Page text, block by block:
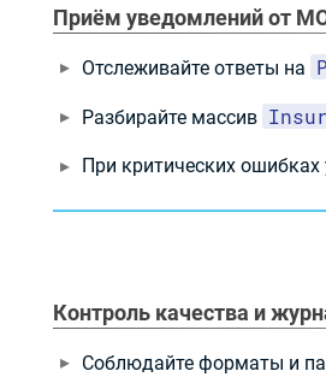
Приём уведомлений от
Отслеживайте ответы на
Разбирайте массив
При критических ошибках
Контроль качества и
Соблюдайте форматы и